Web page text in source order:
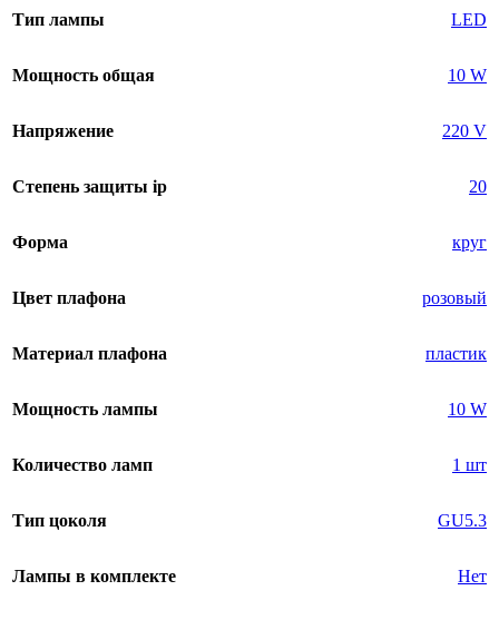
Тип лампы LED
Мощность общая 10 W
Напряжение 220 V
Степень защиты ip 20
Форма круг
Цвет плафона розовый
Материал плафона пластик
Мощность лампы 10 W
Количество ламп 1 шт
Тип цоколя GU5.3
Лампы в комплекте Нет